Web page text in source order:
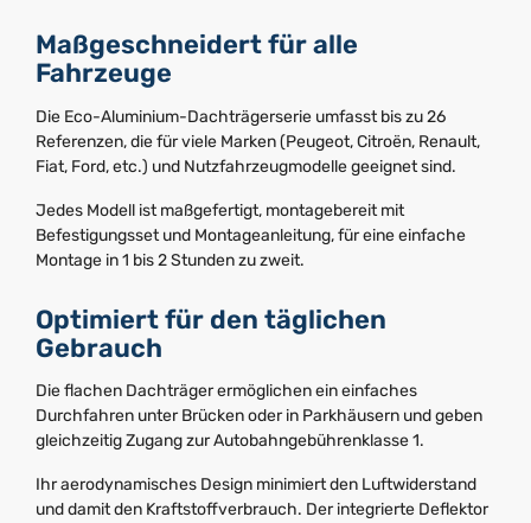
Maßgeschneidert für alle
Fahrzeuge
Die Eco-Aluminium-Dachträgerserie umfasst bis zu 26
Referenzen, die für viele Marken (Peugeot, Citroën, Renault,
Fiat, Ford, etc.) und Nutzfahrzeugmodelle geeignet sind.
Jedes Modell ist maßgefertigt, montagebereit mit
Befestigungsset und Montageanleitung, für eine einfache
Montage in 1 bis 2 Stunden zu zweit.
Optimiert für den täglichen
Gebrauch
Die flachen Dachträger ermöglichen ein einfaches
Durchfahren unter Brücken oder in Parkhäusern und geben
gleichzeitig Zugang zur Autobahngebührenklasse 1.
Ihr aerodynamisches Design minimiert den Luftwiderstand
und damit den Kraftstoffverbrauch. Der integrierte Deflektor